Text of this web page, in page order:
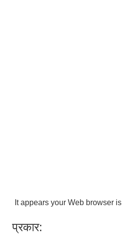
It appears your Web browser
प्रकार: